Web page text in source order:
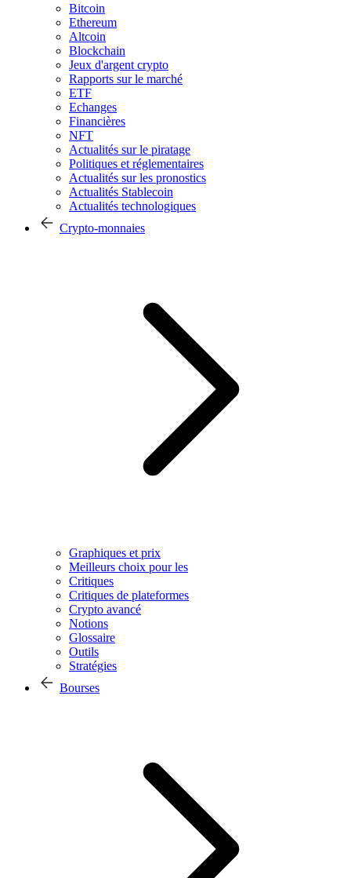
Bitcoin
Ethereum
Altcoin
Blockchain
Jeux d'argent crypto
Rapports sur le marché
ETF
Echanges
Financières
NFT
Actualités sur le piratage
Politiques et réglementaires
Actualités sur les pronostics
Actualités Stablecoin
Actualités technologiques
Crypto-monnaies
Graphiques et prix
Meilleurs choix pour les
Critiques
Critiques de plateformes
Crypto avancé
Notions
Glossaire
Outils
Stratégies
Bourses